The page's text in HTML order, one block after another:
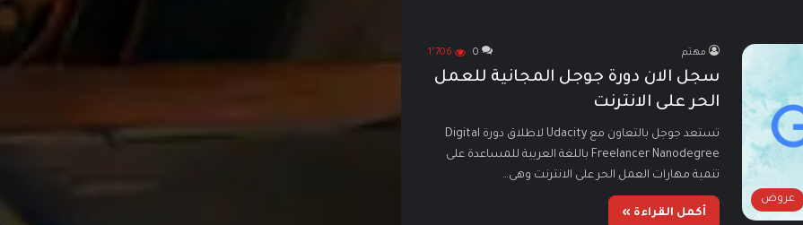
عروض
مهتم 0 1٬706
سجل الان دورة جوجل المجانية للعمل
الحر على الانترنت
تستعد جوجل بالتعاون مع Udacity لاطلاق دورة Digital
Freelancer Nanodegree باللغة العربية للمساعدة على
تنمية مهارات العمل الحر على الانترنت وهى…
أكمل القراءة »